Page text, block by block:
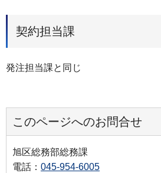
契約担当課
発注担当課と同じ
このページへのお問合せ
旭区総務部総務課
電話： 045-954-6005